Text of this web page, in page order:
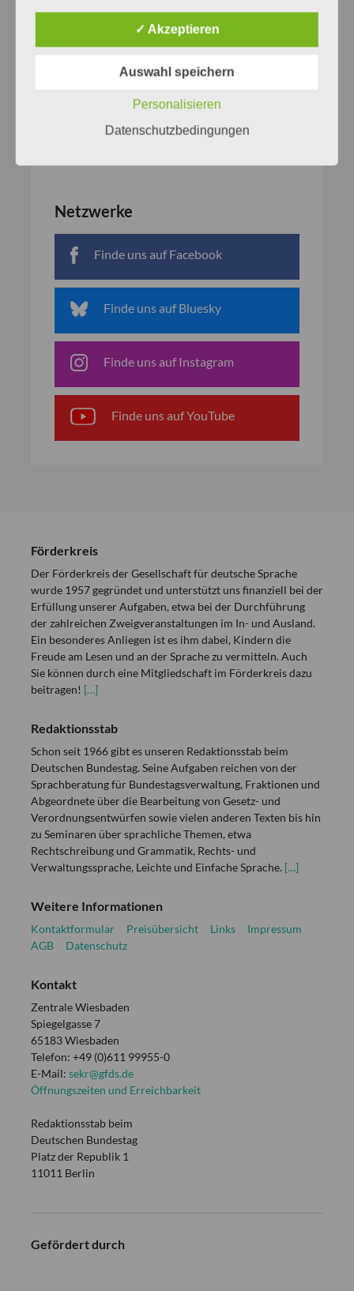
Netzwerke
Finde uns auf Facebook
Finde uns auf Bluesky
Finde uns auf Instagram
Finde uns auf YouTube
Förderkreis
Der Förderkreis der Gesellschaft für deutsche Sprache
wurde 1957 gegründet und unterstützt uns finanziell bei der
Erfüllung unserer Aufgaben, etwa bei der Durchführung
der zahlreichen Zweigveranstaltungen im In- und Ausland.
Ein besonderes Anliegen ist es ihm dabei, Kindern die
Freude am Lesen und an der Sprache zu vermitteln. Auch
Sie können durch eine Mitgliedschaft im Förderkreis dazu
beitragen! […]
Redaktionsstab
Schon seit 1966 gibt es unseren Redaktionsstab beim
Deutschen Bundestag. Seine Aufgaben reichen von der
Sprachberatung für Bundestagsverwaltung, Fraktionen und
Abgeordnete über die Bearbeitung von Gesetz- und
Verordnungsentwürfen sowie vielen anderen Texten bis hin
zu Seminaren über sprachliche Themen, etwa
Rechtschreibung und Grammatik, Rechts- und
Verwaltungssprache, Leichte und Einfache Sprache. […]
Weitere Informationen
Kontaktformular Preisübersicht Links
Impressum
AGB
Datenschutz
Kontakt
Zentrale Wiesbaden
Spiegelgasse 7
65183 Wiesbaden
Telefon: +49 (0)611 99955-0
E-Mail: sekr@gfds.de
Öffnungszeiten und Erreichbarkeit
Redaktionsstab beim
Deutschen Bundestag
Platz der Republik 1
11011 Berlin
Gefördert durch
✓ Akzeptieren
Auswahl speichern
Personalisieren
Datenschutzbedingungen